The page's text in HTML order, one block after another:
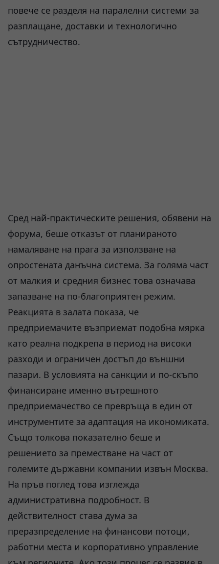
повече се разделя на паралелни системи за
разплащане, доставки и технологично
сътрудничество.
Сред най-практическите решения, обявени на
форума, беше отказът от планираното
намаляване на прага за използване на
опростената данъчна система. За голяма част
от малкия и средния бизнес това означава
запазване на по-благоприятен режим.
Реакцията в залата показа, че
предприемачите възприемат подобна мярка
като реална подкрепа в период на високи
разходи и ограничен достъп до външни
пазари. В условията на санкции и по-скъпо
финансиране именно вътрешното
предприемачество се превръща в един от
инструментите за адаптация на икономиката.
Също толкова показателно беше и
решението за преместване на част от
големите държавни компании извън Москва.
На пръв поглед това изглежда
административна подробност. В
действителност става дума за
преразпределение на финансови потоци,
работни места и корпоративно управление